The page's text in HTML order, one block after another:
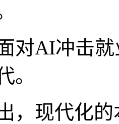
AI冲击就
。
现代化的